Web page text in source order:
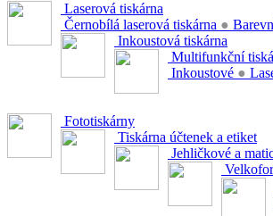
Laserová tiskárna
Černobílá laserová tiskárna ●
Inkoustová tiskárna
Multifunkční
Inkoustové ●
Fototiskárny
Tiskárna účtenek a etiket
Jehličkové a